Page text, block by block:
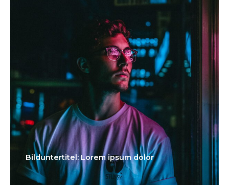
Bilduntertitel: Lorem ipsum dolor